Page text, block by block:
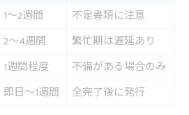
1～2週間
不足書類に注意
2～4週間
繁忙期は遅延あり
1週間程度
不備がある場合のみ
即日～1週間 全完了後に発行